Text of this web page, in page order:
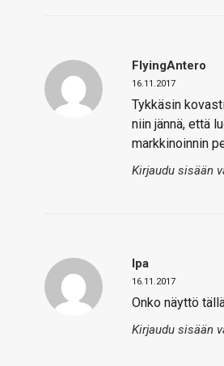
FlyingAntero
16.11.2017
Tykkäsin
niin jännä, että
markkinoinnin
Kirjaudu sisään
Ipa
16.11.2017
Onko näyttö
Kirjaudu sisään